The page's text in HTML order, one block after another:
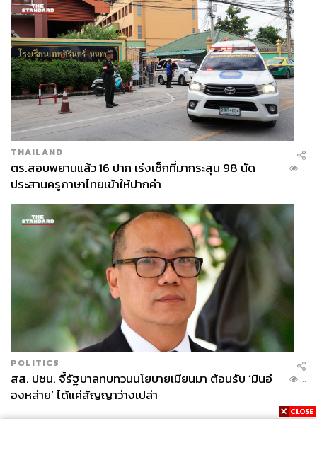
THAILAND
ตร.สอบพยานแล้ว 16 ปาก เร่งเช็กที่มากระสุน 98 นัด
ประสานครูภาษาไทยเข้าให้ปากคำ
...
POLITICS
สส. ปชน. จี้รัฐบาลทบทวนนโยบายเมียนมา ต้อนรับ ‘มินอ่
องหล่าย’ ได้แค่สัญญาว่างเปล่า
...